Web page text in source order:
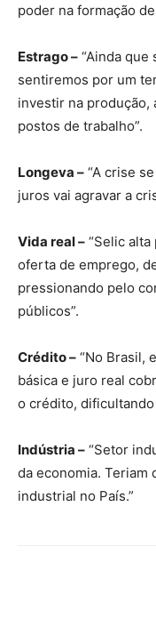
poder na formação
Estrago – “Ainda que
sentiremos por um
investir na produção,
postos de trabalho”.
Longeva – “A crise
juros vai agravar a
Vida real – “Selic
oferta de emprego,
pressionando pelo
públicos”.
Crédito – “No Brasil,
básica e juro real
o crédito, dificultando
Indústria – “Setor
da economia. Teriam
industrial no País.”